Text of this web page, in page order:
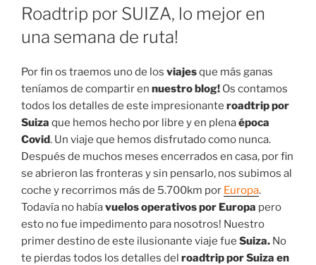
EL
Roadtrip por SUIZA, lo mejor en
una semana de ruta!
Por fin os traemos uno de los viajesque más ganas
teníamos de compartir en nuestro blog! Os contamos
todos los detalles de este impresionante roadtrip por
Suiza que hemos hecho por libre y en plenaépoca
Covid. Un viaje que hemos disfrutado como nunca.
Después de muchos meses encerrados en casa, por fin
se abrieron las fronteras y sin pensarlo, nos subimos al
coche y recorrimos más de 5.700km por Europa.
Todavía no habíavuelos operativos por Europa pero
esto no fue impedimento para nosotros! Nuestro
primer destino de este ilusionante viaje fue Suiza. No
te pierdas todos los detalles del roadtrip por Suiza en